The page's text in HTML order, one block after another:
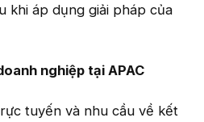
khi áp dụng giải pháp của
nghiệp tại APAC
tuyến và nhu cầu về kết